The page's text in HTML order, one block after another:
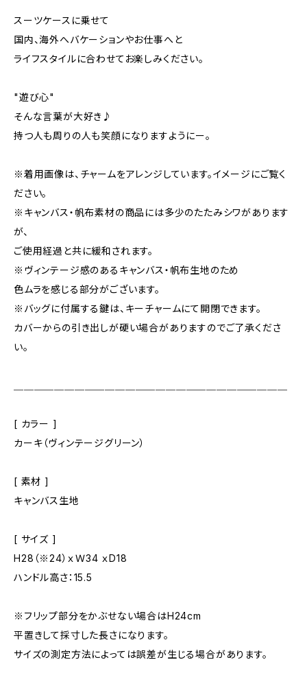
スーツケースに乗せて
国内、海外へバケーションやお仕事へと
ライフスタイルに合わせてお楽しみください。
"遊び心"
そんな言葉が大好き♪
持つ人も周りの人も笑顔になりますようにー。
※着用画像は、チャームをアレンジしています。イメージにご覧く
ださい。
※キャンバス・帆布素材の商品には多少のたたみシワがあります
が、
ご使用経過と共に緩和されます。
※ヴィンテージ感のあるキャンバス・帆布生地のため
色ムラを感じる部分がございます。
※バッグに付属する鍵は、キーチャームにて開閉できます。
カバーからの引き出しが硬い場合がありますのでご了承くださ
い。
[ カラー ]
カーキ（ヴィンテージグリーン）
[ 素材 ]
キャンバス生地
[ サイズ ]
H28（※24）ｘＷ34 ｘD18
ハンドル高さ：15.5
※フリップ部分をかぶせない場合はH24cm
平置きして採寸した長さになります。
サイズの測定方法によっては誤差が生じる場合があります。